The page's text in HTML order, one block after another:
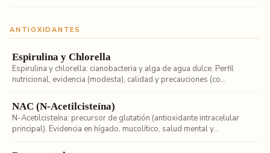
ANTIOXIDANTES
Espirulina y Chlorella
Espirulina y chlorella: cianobacteria y alga de agua dulce. Perfil
nutricional, evidencia (modesta), calidad y precauciones (co...
NAC (N-Acetilcisteína)
N-Acetilcisteína: precursor de glutatión (antioxidante intracelular
principal). Evidencia en hígado, mucolítico, salud mental y...